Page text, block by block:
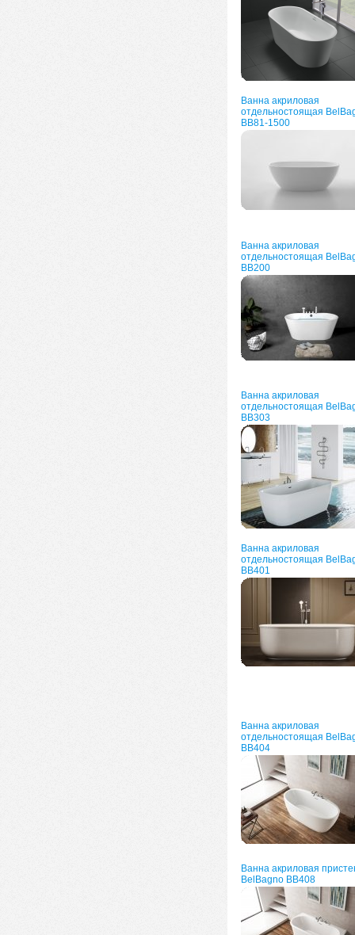
Ванна акриловая
отдельностоящая
BB81-1500
Ванна акриловая
отдельностоящая
BB200
Ванна акриловая
отдельностоящая
BB303
Ванна акриловая
отдельностоящая
BB401
Ванна акриловая
отдельностоящая
BB404
Ванна акриловая
BelBagno BB408